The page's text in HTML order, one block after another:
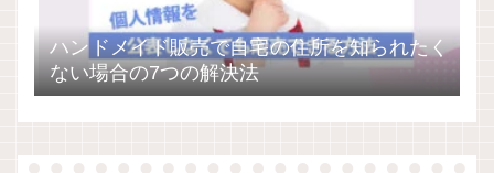
ハンドメイド販売で自宅の住所を知られたく
ない場合の7つの解決法